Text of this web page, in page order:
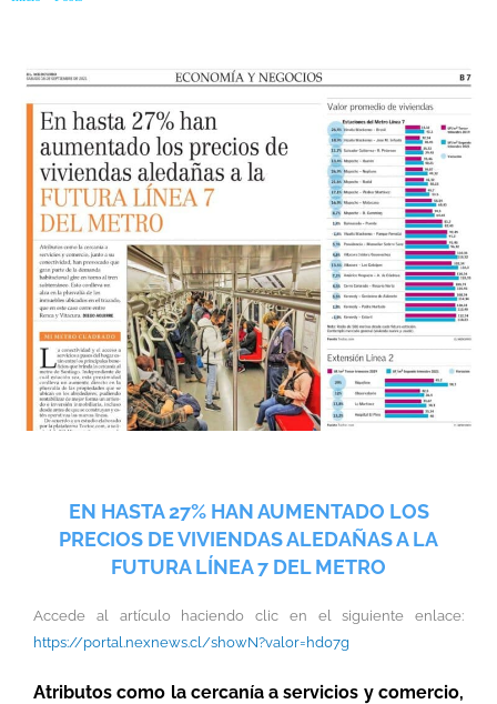
EN HASTA 27% HAN AUMENTADO LOS
PRECIOS DE VIVIENDAS ALEDAÑAS A LA
FUTURA LÍNEA 7 DEL METRO
Accede al artículo haciendo clic en el siguiente enlace:
https://portal.nexnews.cl/showN?valor=hd07g
Atributos como la cercanía a servicios y comercio,